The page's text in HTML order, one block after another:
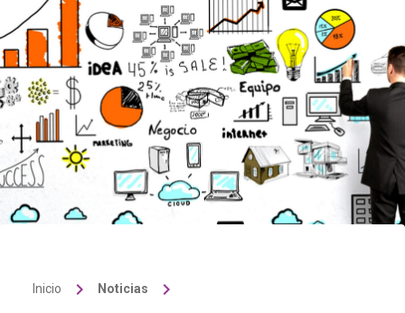
Inicio keyboard_arrow_right Noticias keyboard_arrow_right